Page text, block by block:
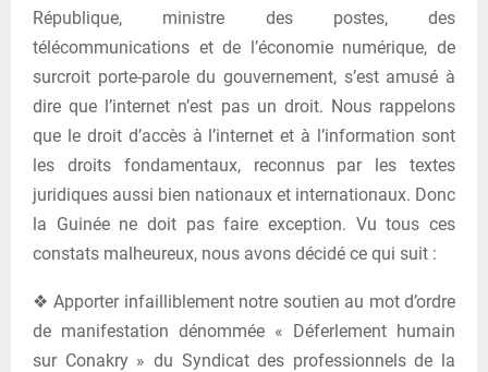
République, ministre des postes, des
télécommunications et de l’économie numérique, de
surcroit porte-parole du gouvernement, s’est amusé à
dire que l’internet n’est pas un droit. Nous rappelons
que le droit d’accès à l’internet et à l’information sont
les droits fondamentaux, reconnus par les textes
juridiques aussi bien nationaux et internationaux. Donc
la Guinée ne doit pas faire exception. Vu tous ces
constats malheureux, nous avons décidé ce qui suit :
❖ Apporter infailliblement notre soutien au mot d’ordre
de manifestation dénommée « Déferlement humain
sur Conakry » du Syndicat des professionnels de la